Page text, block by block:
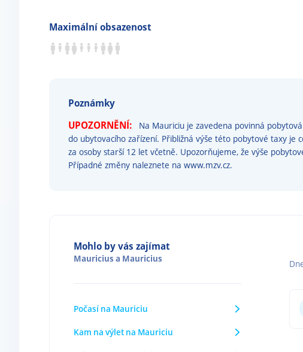
Maximální obsazenost
Poznámky
UPOZORNĚNÍ:
Na Mauriciu je zavedena povinná
do ubytovacího zařízení. Přibližná výše této pobytové taxy je
za osoby starší 12 let včetně. Upozorňujeme, že výše
Případné změny naleznete na www.mzv.cz.
Mohlo by vás zajímat
Mauricius a Mauricius
Počasí na Mauriciu
Kam na výlet na Mauriciu